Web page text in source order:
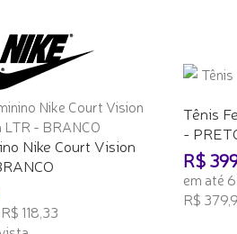
Nike Court Vision
118,33
Tênis
-
R$
em até
R$